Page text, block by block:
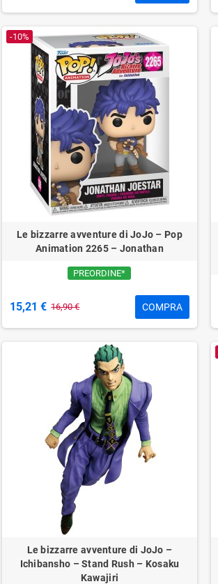
-10%
Le bizzarre avventure di JoJo – Pop
Animation 2265 – Jonathan
PREORDINE*
15,21 € 16,90 € COMPRA
Le bizzarre avventure di JoJo –
Ichibansho – Stand Rush – Kosaku
Kawajiri